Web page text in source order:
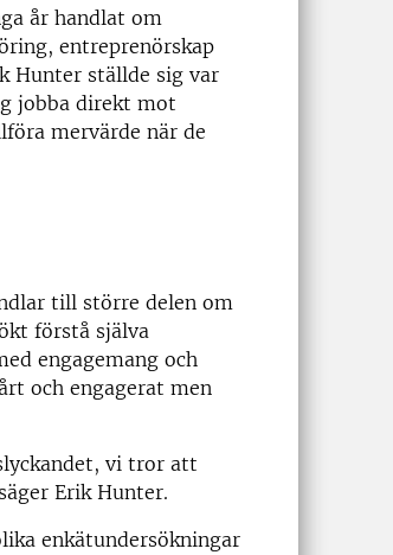
år handlat om
entreprenörskap
Hunter ställde sig var
jobba direkt mot
mervärde när de
till större delen om
förstå själva
engagemang och
och engagerat men
vi tror att
Erik Hunter.
enkätundersökningar